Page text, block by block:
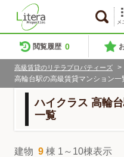
閲覧履歴 0
高級賃貸のリテラプロパティーズ >
高輪台駅の高級賃貸マンション一
ハイクラス 高輪
一覧
建物 9 棟 1～10棟表示